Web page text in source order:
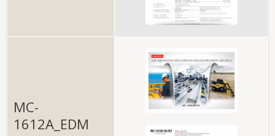
MC-
1612A_EDM